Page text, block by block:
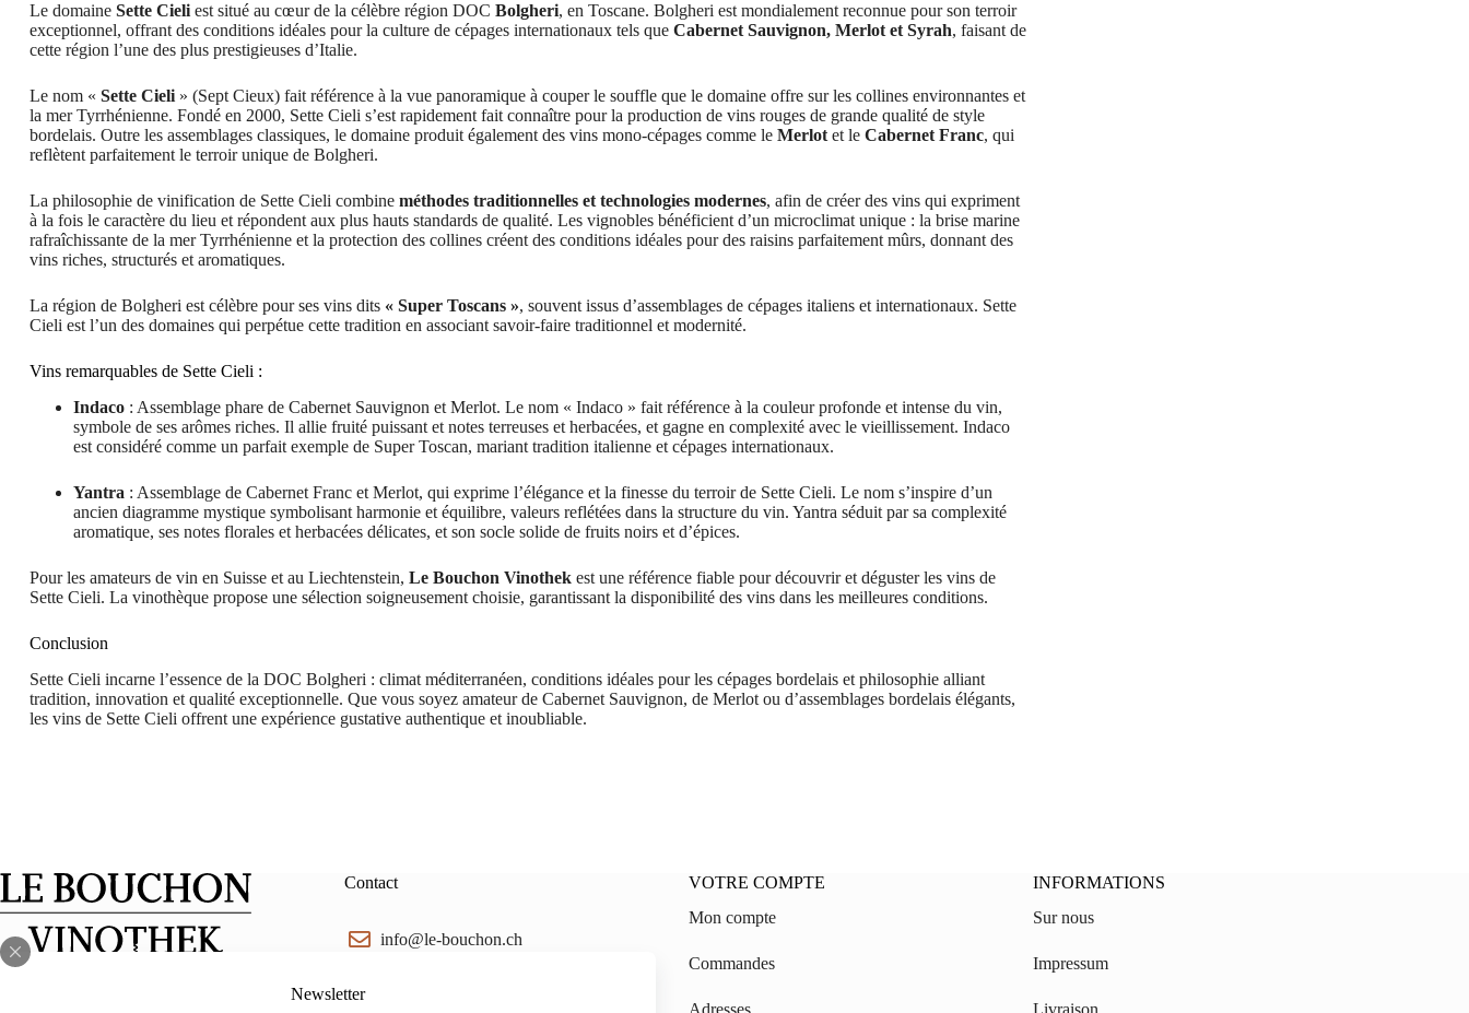
Newsletter
Le domaine Sette Cieliest situé au cœur de la célèbre région DOC Bolgheri, en Toscane. Bolgheri est mondialement reconnue pour son terroir
exceptionnel, offrant des conditions idéales pour la culture de cépages internationaux tels que Cabernet Sauvignon, Merlot et Syrah, faisant de
cette région l’une des plus prestigieuses d’Italie.
Le nom « Sette Cieli» (Sept Cieux) fait référence à la vue panoramique à couper le souffle que le domaine offre sur les collines environnantes et
la mer Tyrrhénienne. Fondé en 2000, Sette Cieli s’est rapidement fait connaître pour la production de vins rouges de grande qualité de style
bordelais. Outre les assemblages classiques, le domaine produit également des vins mono-cépages comme le Merlotet le Cabernet Franc, qui
reflètent parfaitement le terroir unique de Bolgheri.
La philosophie de vinification de Sette Cieli combine méthodes traditionnelles et technologies modernes, afin de créer des vins qui expriment
à la fois le caractère du lieu et répondent aux plus hauts standards de qualité. Les vignobles bénéficient d’un microclimat unique : la brise marine
rafraîchissante de la mer Tyrrhénienne et la protection des collines créent des conditions idéales pour des raisins parfaitement mûrs, donnant des
vins riches, structurés et aromatiques.
La région de Bolgheri est célèbre pour ses vins dits « Super Toscans », souvent issus d’assemblages de cépages italiens et internationaux. Sette
Cieli est l’un des domaines qui perpétue cette tradition en associant savoir-faire traditionnel et modernité.
Vins remarquables de Sette Cieli :
Indaco: Assemblage phare de Cabernet Sauvignon et Merlot. Le nom « Indaco » fait référence à la couleur profonde et intense du vin,
symbole de ses arômes riches. Il allie fruité puissant et notes terreuses et herbacées, et gagne en complexité avec le vieillissement. Indaco
est considéré comme un parfait exemple de Super Toscan, mariant tradition italienne et cépages internationaux.
Yantra : Assemblage de Cabernet Franc et Merlot, qui exprime l’élégance et la finesse du terroir de Sette Cieli. Le nom s’inspire d’un
ancien diagramme mystique symbolisant harmonie et équilibre, valeurs reflétées dans la structure du vin. Yantra séduit par sa complexité
aromatique, ses notes florales et herbacées délicates, et son socle solide de fruits noirs et d’épices.
Pour les amateurs de vin en Suisse et au Liechtenstein, Le Bouchon Vinothekest une référence fiable pour découvrir et déguster les vins de
Sette Cieli. La vinothèque propose une sélection soigneusement choisie, garantissant la disponibilité des vins dans les meilleures conditions.
Conclusion
Sette Cieli incarne l’essence de la DOC Bolgheri : climat méditerranéen, conditions idéales pour les cépages bordelais et philosophie alliant
tradition, innovation et qualité exceptionnelle. Que vous soyez amateur de Cabernet Sauvignon, de Merlot ou d’assemblages bordelais élégants,
les vins de Sette Cieli offrent une expérience gustative authentique et inoubliable.
Contact
info@le-bouchon.ch
VOTRE COMPTE
Mon compte
Commandes
INFORMATIONS
Sur nous
Impressum